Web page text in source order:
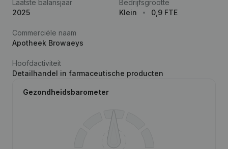
Laatste balansjaar
2025
Bedrijfsgrootte
Klein
0,9 FTE
Commerciële naam
Apotheek Browaeys
Hoofdactiviteit
Detailhandel in farmaceutische producten
Gezondheidsbarometer